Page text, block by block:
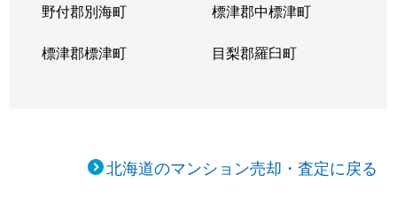
野付郡別海町 標津郡中標津町
標津郡標津町 目梨郡羅臼町
北海道のマンション売却・査定に戻る